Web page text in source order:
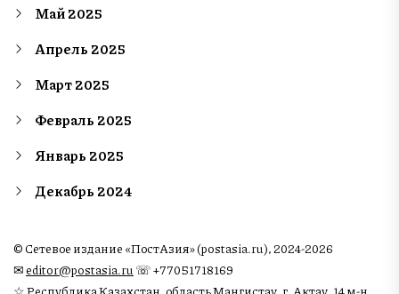
Май 2025
Апрель 2025
Март 2025
Февраль 2025
Январь 2025
Декабрь 2024
© Сетевое издание «ПостАзия» (postasia.ru), 2024-2026
✉︎editor@postasia.ru ☏ +77051718169